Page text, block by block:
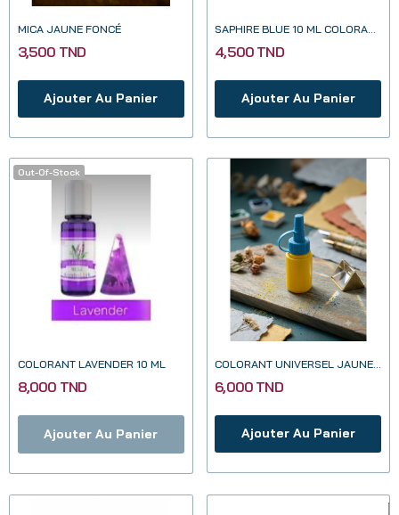
MICA JAUNE FONCÉ
3,500 TND
Ajouter Au Panier
SAPHIRE BLUE 10 ML COLORANT TRANSPARENT POUR...
4,500 TND
Ajouter Au Panier
Out-Of-Stock
COLORANT LAVENDER 10 ML
8,000 TND
Ajouter Au Panier
COLORANT UNIVERSEL JAUNE 20ML
6,000 TND
Ajouter Au Panier